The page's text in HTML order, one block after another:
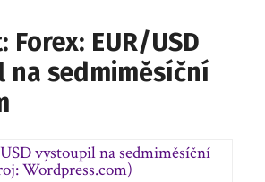
Forex: EUR/USD
na sedmiměsíční